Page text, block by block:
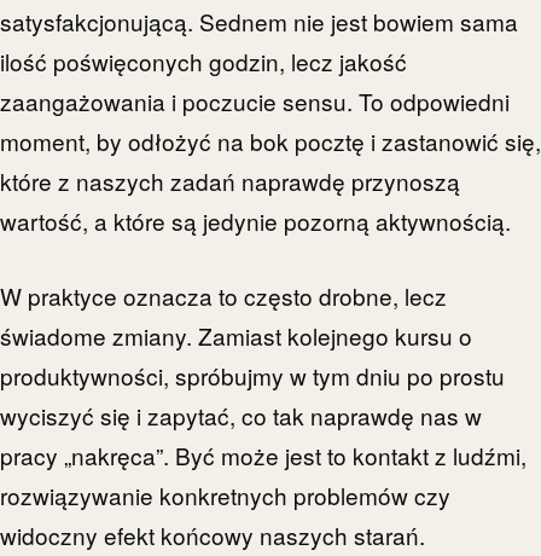
satysfakcjonującą. Sednem nie jest bowiem sama
ilość poświęconych godzin, lecz jakość
zaangażowania i poczucie sensu. To odpowiedni
moment, by odłożyć na bok pocztę i zastanowić się,
które z naszych zadań naprawdę przynoszą
wartość, a które są jedynie pozorną aktywnością.
W praktyce oznacza to często drobne, lecz
świadome zmiany. Zamiast kolejnego kursu o
produktywności, spróbujmy w tym dniu po prostu
wyciszyć się i zapytać, co tak naprawdę nas w
pracy „nakręca”. Być może jest to kontakt z ludźmi,
rozwiązywanie konkretnych problemów czy
widoczny efekt końcowy naszych starań.